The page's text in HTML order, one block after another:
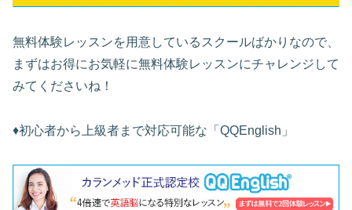
無料体験レッスンを用意しているスクールばかりなので、
まずはお得にお気軽に無料体験レッスンにチャレンジして
みてくださいね！
♦︎初心者から上級者まで対応可能な「QQEnglish」